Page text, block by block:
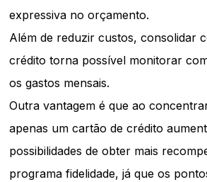
expressiva no orçamento.
Além de reduzir custos, consolidar
crédito torna possível monitorar
os gastos mensais.
Outra vantagem é que ao
apenas um cartão de crédito
possibilidades de obter mais
programa fidelidade, já que os